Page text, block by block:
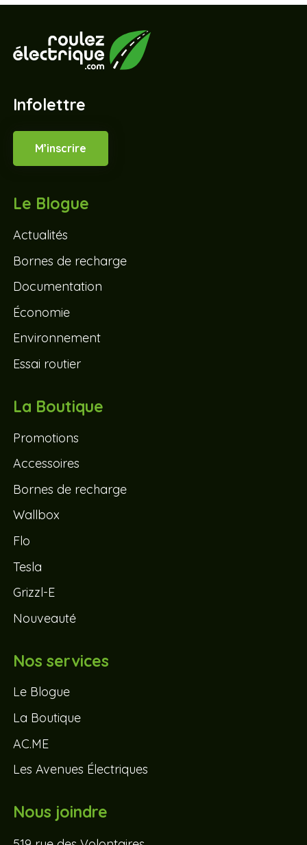
Infolettre
M’inscrire
Le Blogue
Actualités
Bornes de recharge
Documentation
Économie
Environnement
Essai routier
La Boutique
Promotions
Accessoires
Bornes de recharge
Wallbox
Flo
Tesla
Grizzl-E
Nouveauté
Nos services
Le Blogue
La Boutique
AC.ME
Les Avenues Électriques
Nous joindre